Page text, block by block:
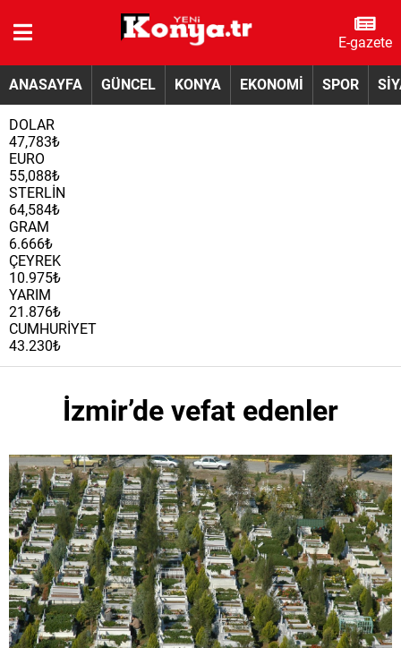
E-gazete
ANASAYFA GÜNCEL KONYA EKONOMİ SPOR
DOLAR
47,783₺
EURO
55,088₺
STERLİN
64,584₺
GRAM
6.666₺
ÇEYREK
10.975₺
YARIM
21.876₺
CUMHURİYET
43.230₺
İzmir’de vefat edenler